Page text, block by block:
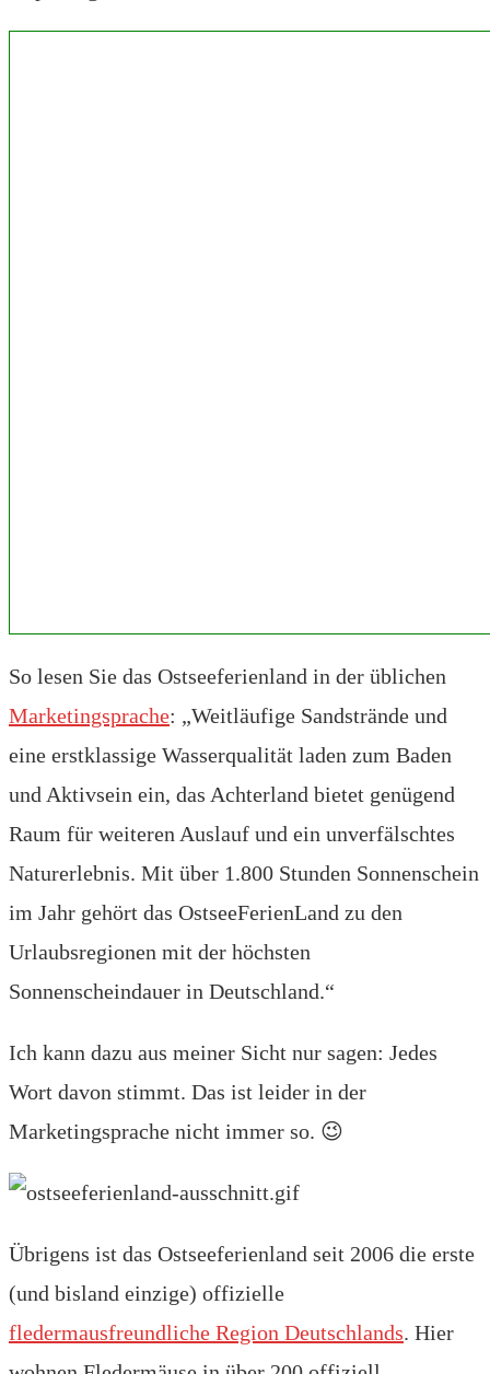
So lesen Sie das Ostseeferienland in der üblichen
Marketingsprache: „Weitläufige Sandstrände und
eine erstklassige Wasserqualität laden zum Baden
und Aktivsein ein, das Achterland bietet genügend
Raum für weiteren Auslauf und ein unverfälschtes
Naturerlebnis. Mit über 1.800 Stunden Sonnenschein
im Jahr gehört das OstseeFerienLand zu den
Urlaubsregionen mit der höchsten
Sonnenscheindauer in Deutschland.“
Ich kann dazu aus meiner Sicht nur sagen: Jedes
Wort davon stimmt. Das ist leider in der
Marketingsprache nicht immer so. 😉
Übrigens ist das Ostseeferienland seit 2006 die erste
(und bisland einzige) offizielle
fledermausfreundliche Region Deutschlands. Hier